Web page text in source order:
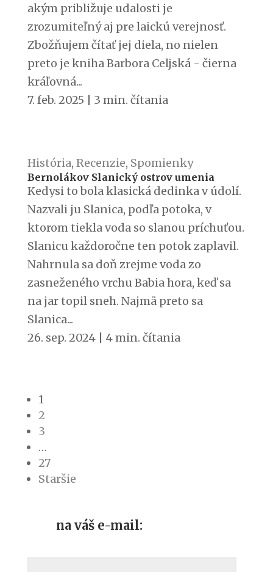
akým približuje udalosti je
zrozumiteľný aj pre laickú verejnosť.
Zbožňujem čítať jej diela, no nielen
preto je kniha Barbora Celjská - čierna
kráľovná...
7. feb. 2025
3 min. čítania
História, Recenzie, Spomienky
Bernolákov Slanický ostrov umenia
Kedysi to bola klasická dedinka v údolí.
Nazvali ju Slanica, podľa potoka, v
ktorom tiekla voda so slanou príchuťou.
Slanicu každoročne ten potok zaplavil.
Nahrnula sa doň zrejme voda zo
zasneženého vrchu Babia hora, keď sa
na jar topil sneh. Najmä preto sa
Slanica...
26. sep. 2024| 4 min. čítania
1
2
3
…
27
Staršie
na váš e-mail: